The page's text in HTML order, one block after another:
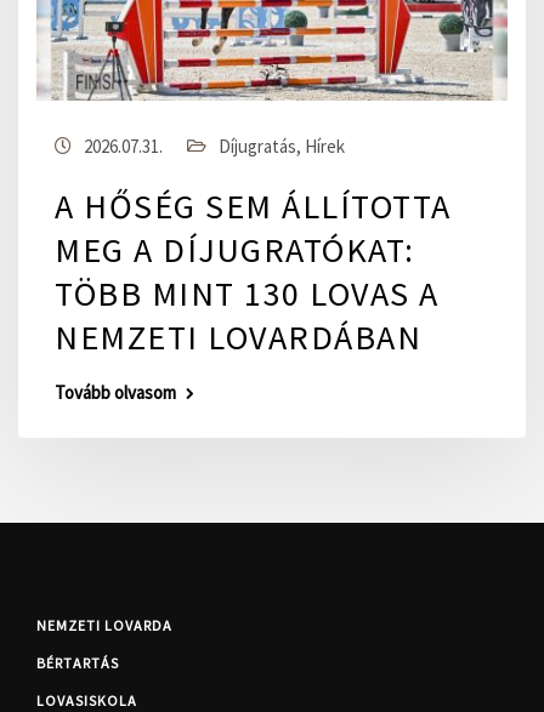
2026.07.31. Díjugratás, Hírek
A HŐSÉG SEM ÁLLÍTOTTA
MEG A DÍJUGRATÓKAT:
TÖBB MINT 130 LOVAS A
NEMZETI LOVARDÁBAN
Tovább olvasom
NEMZETI LOVARDA
BÉRTARTÁS
LOVASISKOLA